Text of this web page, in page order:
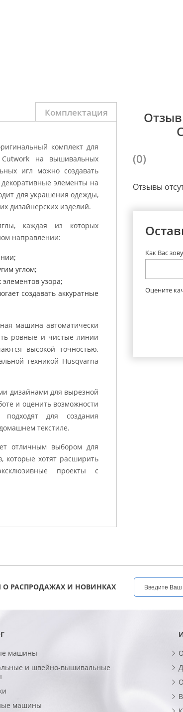
Комплектация
комплект для
на вышивальных
игл можно создавать
элементы на
для украшения одежды,
дизайнерских изделий.
каждая из которых
направлении:
углом;
узора;
создавать аккуратные
машина автоматически
ровные и чистые линии
высокой точностью,
техникой Husqvarna
дизайнами для вырезной
и оценить возможности
для создания
текстиле.
отличным выбором для
хотят расширить
проекты с
(0)
Отзывы
Как Вас
Оцените
О РАСПРОДАЖАХ И НОВИНКАХ
машины
и швейно-вышивальные
машины